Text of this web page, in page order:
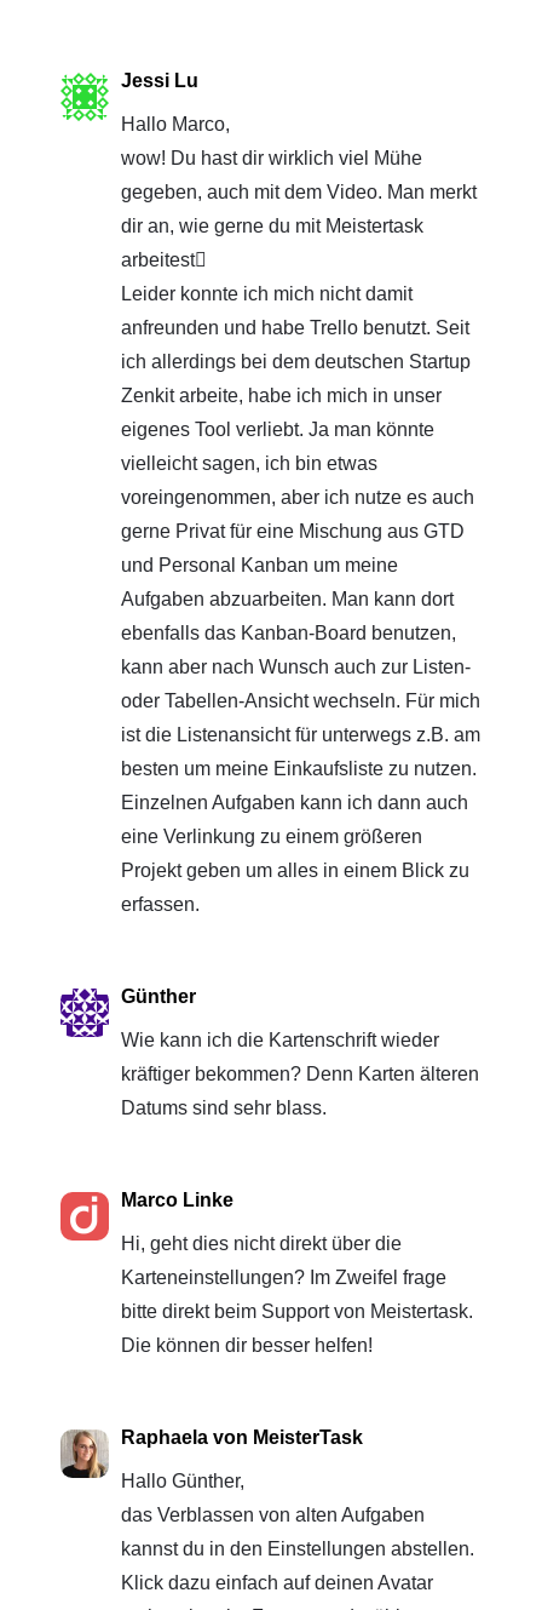
Jessi Lu
Hallo Marco,
wow! Du hast dir wirklich viel Mühe
gegeben, auch mit dem Video. Man merkt
dir an, wie gerne du mit Meistertask
arbeitest
Leider konnte ich mich nicht damit
anfreunden und habe Trello benutzt. Seit
ich allerdings bei dem deutschen Startup
Zenkit arbeite, habe ich mich in unser
eigenes Tool verliebt. Ja man könnte
vielleicht sagen, ich bin etwas
voreingenommen, aber ich nutze es auch
gerne Privat für eine Mischung aus GTD
und Personal Kanban um meine
Aufgaben abzuarbeiten. Man kann dort
ebenfalls das Kanban-Board benutzen,
kann aber nach Wunsch auch zur Listen-
oder Tabellen-Ansicht wechseln. Für mich
ist die Listenansicht für unterwegs z.B. am
besten um meine Einkaufsliste zu nutzen.
Einzelnen Aufgaben kann ich dann auch
eine Verlinkung zu einem größeren
Projekt geben um alles in einem Blick zu
erfassen.
Günther
Wie kann ich die Kartenschrift wieder
kräftiger bekommen? Denn Karten älteren
Datums sind sehr blass.
Marco Linke
Hi, geht dies nicht direkt über die
Karteneinstellungen? Im Zweifel frage
bitte direkt beim Support von Meistertask.
Die können dir besser helfen!
Raphaela von MeisterTask
Hallo Günther,
das Verblassen von alten Aufgaben
kannst du in den Einstellungen abstellen.
Klick dazu einfach auf deinen Avatar